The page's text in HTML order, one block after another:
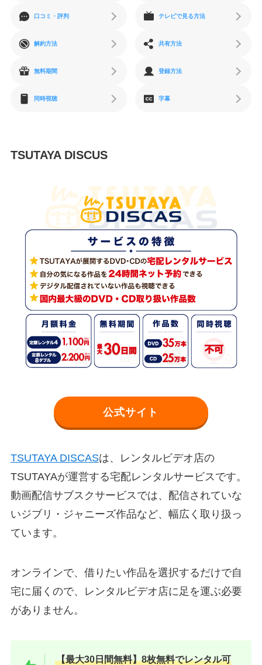
口コミ・評判 テレビで見る方法
解約方法 共有方法
無料期間 登録方法
同時視聴 字幕
TSUTAYA DISCUS
公式サイト
TSUTAYA DISCASは、レンタルビデオ店の
TSUTAYAが運営する宅配レンタルサービスです。
動画配信サブスクサービスでは、配信されていな
いジブリ・ジャニーズ作品など、幅広く取り扱っ
ています。
オンラインで、借りたい作品を選択するだけで自
宅に届くので、レンタルビデオ店に足を運ぶ必要
がありません。
【最大30日間無料】8枚無料でレンタル可